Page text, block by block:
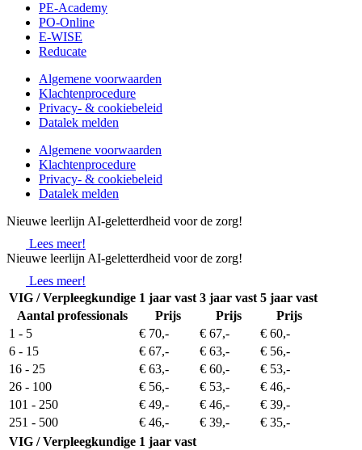
PE-Academy
PO-Online
E-WISE
Reducate
Algemene voorwaarden
Klachtenprocedure
Privacy- & cookiebeleid
Datalek melden
Algemene voorwaarden
Klachtenprocedure
Privacy- & cookiebeleid
Datalek melden
Nieuwe leerlijn AI-geletterdheid voor de zorg!
Lees meer!
Nieuwe leerlijn AI-geletterdheid voor de zorg!
Lees meer!
VIG / Verpleegkundige 1 jaar vast 3 jaar vast 5 jaar vast
Aantal professionals
Prijs Prijs
Prijs
1 - 5
€ 70,- € 67,-
€ 60,-
6 - 15
€ 67,- € 63,-
€ 56,-
16 - 25
€ 63,- € 60,-
€ 53,-
26 - 100
€ 56,- € 53,-
€ 46,-
101 - 250
€ 49,- € 46,-
€ 39,-
251 - 500
€ 46,- € 39,-
€ 35,-
VIG / Verpleegkundige 1 jaar vast